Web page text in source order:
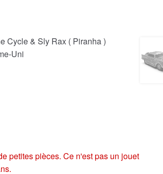
Cycle & Sly Rax ( Piranha )
Uni
petites pièces. Ce n'est pas un jouet